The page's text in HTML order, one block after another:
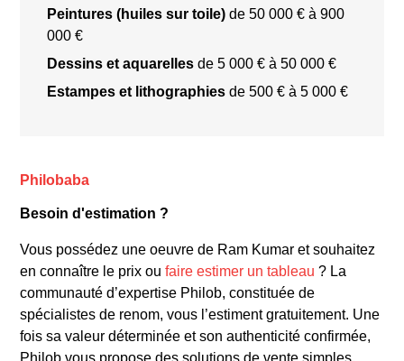
Varanasi Series (1960s): Une série
emblématique de peintures abstraites
inspirées par la ville sainte de Varanasi. Les
Peintures (huiles sur toile) de 50 000 € à 900
000 €
Dessins et aquarelles de 5 000 € à 50 000 €
Estampes et lithographies de 500 € à 5 000 €
Philobaba
Besoin d'estimation ?
Vous possédez une oeuvre de Ram Kumar et souhaitez
en connaître le prix oufaire estimer un tableau ? La
communauté d’expertise Philob, constituée de
spécialistes de renom, vous l’estiment gratuitement. Une
fois sa valeur déterminée et son authenticité confirmée,
Philob vous propose des solutions de vente simples,